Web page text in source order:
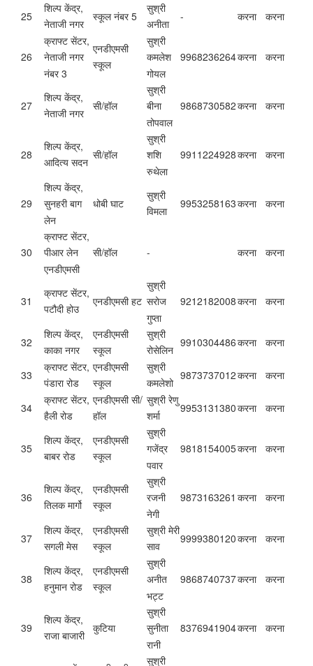
25
शिल्प केंद्र,
नेताजी नगर
स्कूल नंबर 5
सुश्री
अनीता
- करना करना
26
क्राफ्ट सेंटर,
नेताजी नगर
नंबर 3
एनडीएमसी
स्कूल
सुश्री
कमलेश
गोयल
9968236264करना करना
27
शिल्प केंद्र,
नेताजी नगर
सी/हॉल
सुश्री
बीना
तोपवाल
9868730582करना करना
28
शिल्प केंद्र,
आदित्य सदन
सी/हॉल
सुश्री
शशि
रुथेला
9911224928करना करना
29
शिल्प केंद्र,
सुनहरी बाग
लेन
धोबी घाट
सुश्री
विमला
9953258163करना करना
30
क्राफ्ट सेंटर,
पीआर लेन
एनडीएमसी
सी/हॉल - करना करना
31
क्राफ्ट सेंटर,
पटौदी होउ
एनडीएमसी हट
सुश्री
सरोज
गुप्ता
9212182008करना करना
32
शिल्प केंद्र,
काका नगर
एनडीएमसी
स्कूल
सुश्री
रोसेलिन
9910304486करना करना
33
क्राफ्ट सेंटर,
पंडारा रोड
एनडीएमसी
स्कूल
सुश्री
कमलेशो
9873737012करना करना
34
क्राफ्ट सेंटर,
हैली रोड
एनडीएमसी सी/
हॉल
सुश्री रेणु
शर्मा
9953131380करना करना
35
शिल्प केंद्र,
बाबर रोड
एनडीएमसी
स्कूल
सुश्री
गजेंद्र
पवार
9818154005करना करना
36
शिल्प केंद्र,
तिलक मार्गो
एनडीएमसी
स्कूल
सुश्री
रजनी
नेगी
9873163261 करना करना
37
शिल्प केंद्र,
सगली मेस
एनडीएमसी
स्कूल
सुश्री मेरी
साव
9999380120करना करना
38
शिल्प केंद्र,
हनुमान रोड
एनडीएमसी
स्कूल
सुश्री
अनीत
भट्ट
9868740737करना करना
39
शिल्प केंद्र,
राजा बाजारी
कुटिया
सुश्री
सुनीता
रानी
8376941904करना करना
सुश्री